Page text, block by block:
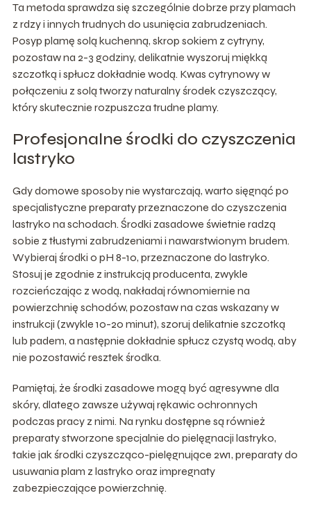
Ta metoda sprawdza się szczególnie dobrze przy plamach
z rdzy i innych trudnych do usunięcia zabrudzeniach.
Posyp plamę solą kuchenną, skrop sokiem z cytryny,
pozostaw na 2-3 godziny, delikatnie wyszoruj miękką
szczotką i spłucz dokładnie wodą. Kwas cytrynowy w
połączeniu z solą tworzy naturalny środek czyszczący,
który skutecznie rozpuszcza trudne plamy.
Profesjonalne środki do czyszczenia
lastryko
Gdy domowe sposoby nie wystarczają, warto sięgnąć po
specjalistyczne preparaty przeznaczone do czyszczenia
lastryko na schodach. Środki zasadowe świetnie radzą
sobie z tłustymi zabrudzeniami i nawarstwionym brudem.
Wybieraj środki o pH 8-10, przeznaczone do lastryko.
Stosuj je zgodnie z instrukcją producenta, zwykle
rozcieńczając z wodą, nakładaj równomiernie na
powierzchnię schodów, pozostaw na czas wskazany w
instrukcji (zwykle 10-20 minut), szoruj delikatnie szczotką
lub padem, a następnie dokładnie spłucz czystą wodą, aby
nie pozostawić resztek środka.
Pamiętaj, że środki zasadowe mogą być agresywne dla
skóry, dlatego zawsze używaj rękawic ochronnych
podczas pracy z nimi. Na rynku dostępne są również
preparaty stworzone specjalnie do pielęgnacji lastryko,
takie jak środki czyszcząco-pielęgnujące 2w1, preparaty do
usuwania plam z lastryko oraz impregnaty
zabezpieczające powierzchnię.